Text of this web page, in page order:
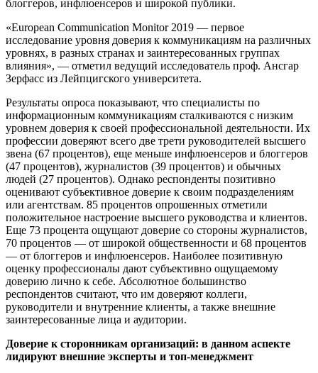
блоггеров, инфлюенсеров и широкой публики.
«European Communication Monitor 2019 — первое
исследование уровня доверия к коммуникациям на различных
уровнях, в разных странах и заинтересованных группах
влияния», — отметил ведущий исследователь проф. Ансгар
Зерфасс из Лейпцигского университета.
Результаты опроса показывают, что специалисты по
информационным коммуникациям сталкиваются с низким
уровнем доверия к своей профессиональной деятельности. Их
профессии доверяют всего две трети руководителей высшего
звена (67 процентов), еще меньше инфлюенсеров и блоггеров
(47 процентов), журналистов (39 процентов) и обычных
людей (27 процентов). Однако респонденты позитивно
оценивают субъективное доверие к своим подразделениям
или агентствам. 85 процентов опрошенных отметили
положительное настроение высшего руководства и клиентов.
Еще 73 процента ощущают доверие со стороны журналистов,
70 процентов — от широкой общественности и 68 процентов
— от блоггеров и инфлюенсеров. Наиболее позитивную
оценку профессионалы дают субъективно ощущаемому
доверию лично к себе. Абсолютное большинство
респондентов считают, что им доверяют коллеги,
руководители и внутренние клиенты, а также внешние
заинтересованные лица и аудитории.
Доверие к сторонникам организаций: в данном аспекте
лидируют внешние эксперты и топ-менеджмент